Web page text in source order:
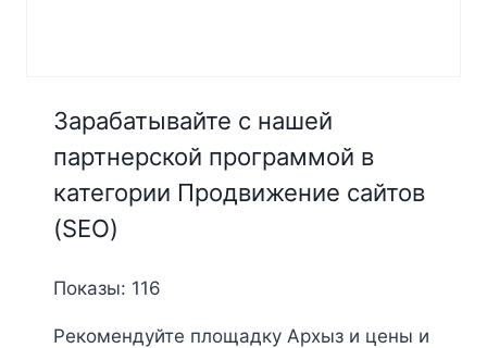
Зарабатывайте с нашей
партнерской программой в
категории Продвижение сайтов
(SEO)
Показы: 116
Рекомендуйте площадку Архыз и цены и